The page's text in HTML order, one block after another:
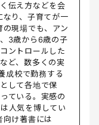
伝え方などを会
り、子育てが一
現場でも、アン
3歳から6歳の子
ントロールした
ど、数多くの実
成校で勤務する
して各地で保
ている。実感の
人気を博してい
け著書には